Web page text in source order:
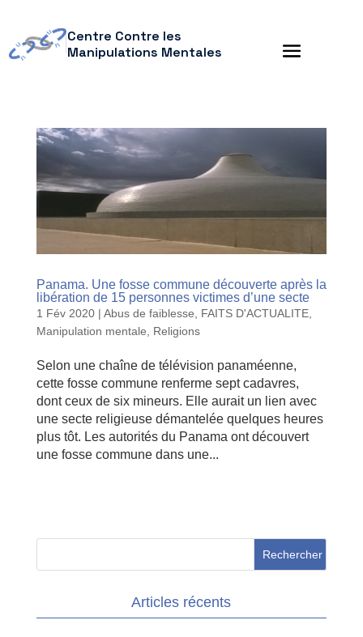
Centre Contre les
Manipulations Mentales
Panama. Une fosse commune découverte après la
libération de 15 personnes victimes d’une secte
1 Fév 2020| Abus de faiblesse FAITS D'ACTUALITE,
Manipulation mentale
Religions
Selon une chaîne de télévision panaméenne,
cette fosse commune renferme sept cadavres,
dont ceux de six mineurs. Elle aurait un lien avec
une secte religieuse démantelée quelques heures
plus tôt. Les autorités du Panama ont découvert
une fosse commune dans une...
Articles récents